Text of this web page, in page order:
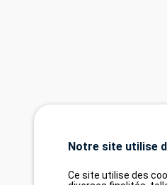
Notre site utilise
Ce site utilise des